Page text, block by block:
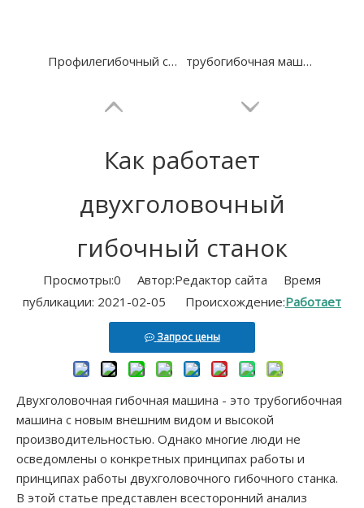
Профилегибочный станок для гибки труб из углеродистой стали с ЧПУ трубогибочная машина для стали с 3 роликами GM-SB-100CNC
GM-SB-63CNC Полностью автоматическое числовое управление Трехвалковый трубогибочный станок с ЧПУ GM-38NCB
Как работает
двухголовочный
гибочный станок
Просмотры:0 Автор:Pедактор сайта Время
публикации: 2021-02-05 Происхождение:Работает
Запрос цены
Двухголовочная гибочная машина - это трубогибочная
машина с новым внешним видом и высокой
производительностью. Однако многие люди не
осведомлены о конкретных принципах работы и
принципах работы двухголовочного гибочного станка.
В этой статье представлен всесторонний анализ